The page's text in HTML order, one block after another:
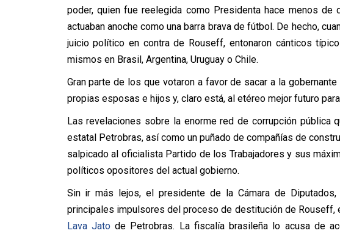
poder, quien fue reelegida como Presidenta hace menos
actuaban anoche como una barra brava de fútbol. De hecho,
juicio político en contra de Rouseff, entonaron cánticos
mismos en Brasil, Argentina, Uruguay o Chile.
Gran parte de los que votaron a favor de sacar a la
propias esposas e hijos y, claro está, al etéreo mejor futuro
Las revelaciones sobre la enorme red de corrupción pública
estatal Petrobras, así como un puñado de compañías de
salpicado al oficialista Partido de los Trabajadores y sus
políticos opositores del actual gobierno.
Sin ir más lejos, el presidente de la Cámara de
principales impulsores del proceso de destitución de Rouseff,
Lava Jatode Petrobras. La fiscalía brasileña lo acusa de